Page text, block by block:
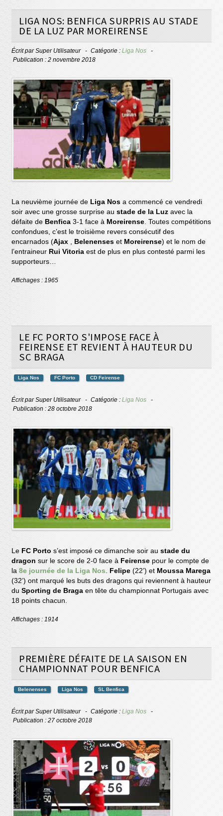
LIGA NOS: BENFICA SURPRIS AU STADE
DE LA LUZ PAR MOREIRENSE
Écrit parSuper Utilisateur Catégorie :Liga Nos
Publication : 2 novembre 2018
La neuvième journée de Liga Nos a commencé ce vendredi
soir avec une grosse surprise austade de la Luz avec la
défaite de Benfica3-1 face à Moreirense. Toutes compétitions
confondues, c’est le troisième revers consécutif des
encarnados (Ajax , Belenenseset Moreirense) et le nom de
l’entraineur Rui Vitoria est de plus en plus contesté parmi les
supporteurs…
Affichages : 1965
LE FC PORTO S'IMPOSE FACE À
FEIRENSE ET REVIENT À HAUTEUR DU
SC BRAGA
Liga Nos FC Porto CD Feirense
Écrit parSuper Utilisateur Catégorie :Liga Nos
Publication : 28 octobre 2018
LeFC Porto s’est imposé ce dimanche soir austade du
dragonsur le score de 2-0 face à Feirensepour le compte de
la8e journée de la Liga Nos. Felipe(22’) et Moussa Marega
(32’) ont marqué les buts des dragons qui reviennent à hauteur
duSporting de Braga en tête du championnat Portugais avec
18 points chacun.
Affichages : 1914
PREMIÈRE DÉFAITE DE LA SAISON EN
CHAMPIONNAT POUR BENFICA
Belenenses Liga Nos SL Benfica
Écrit parSuper Utilisateur Catégorie :Liga Nos
Publication : 27 octobre 2018